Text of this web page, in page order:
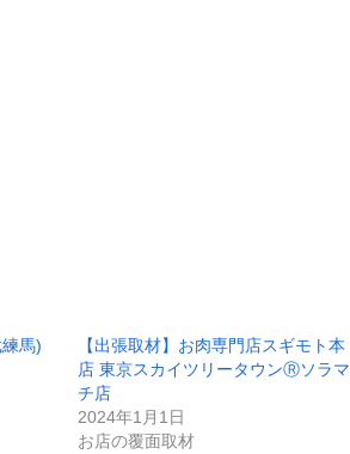
馬)
【出張取材】お肉専門店スギモト本
店 東京スカイツリータウンⓇソラマ
チ店
2024年1月1日
お店の覆面取材